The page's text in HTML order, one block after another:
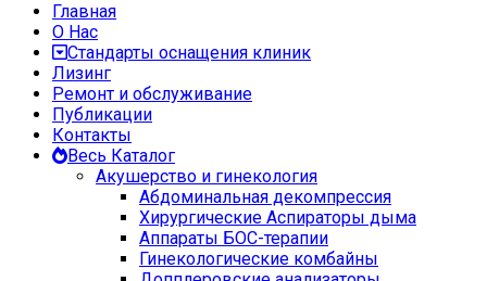
Главная
О Нас
Стандарты оснащения клиник
Лизинг
Ремонт и обслуживание
Публикации
Контакты
Весь Каталог
Акушерство и гинекология
Абдоминальная декомпрессия
Хирургические Аспираторы дыма
Аппараты БОС-терапии
Гинекологические комбайны